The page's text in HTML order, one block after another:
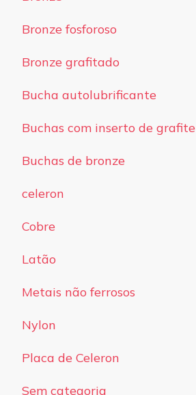
Bronze fosforoso
Bronze grafitado
Bucha autolubrificante
Buchas com inserto de grafite
Buchas de bronze
celeron
Cobre
Latão
Metais não ferrosos
Nylon
Placa de Celeron
Sem categoria